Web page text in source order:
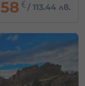
58 € / 113.44 лв.